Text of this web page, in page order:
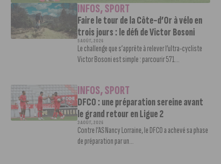
INFOS,SPORT
Faire le tour de la Côte-d’Or à vélo en
trois jours : le défi de Victor Bosoni
5 AOÛT, 2026
Le challenge que s’apprête à relever l’ultra-cycliste
Victor Bosoni est simple : parcourir 571...
INFOS,SPORT
DFCO : une préparation sereine avant
le grand retour en Ligue 2
3 AOÛT, 2026
Contre l’AS Nancy Lorraine, le DFCO a achevé sa phase
de préparation par un...